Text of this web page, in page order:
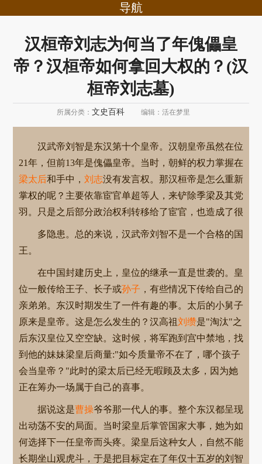
导航
汉桓帝刘志为何当了年傀儡皇
帝？汉桓帝如何拿回大权的？(汉
桓帝刘志墓)
所属分类：文史百科 编辑：活在梦里
汉武帝刘智是东汉第十个皇帝。汉朝皇帝虽然在位
21年，但前13年是傀儡皇帝。当时，朝鲜的权力掌握在
梁太后和手中， 刘志没有发言权。那汉桓帝是怎么重新
掌权的呢？主要依靠宦官单超等人，来铲除季梁及其党
羽。只是之后部分政治权利转移给了宦官，也造成了很
多隐患。总的来说，汉武帝刘智不是一个合格的国
王。
在中国封建历史上，皇位的继承一直是世袭的。皇
位一般传给王子、长子或孙子 ，有些情况下传给自己的
亲弟弟。东汉时期发生了一件有趣的事。太后的小舅子
原来是皇帝。这是怎么发生的？汉高祖刘缵是"淘汰"之
后东汉皇位又空空缺。这时候，将军跑到宫中禁地，找
到他的妹妹梁皇后商量:"如今质量帝不在了，哪个孩子
会当皇帝？"此时的梁太后已经无暇顾及太多，因为她
正在筹办一场属于自己的喜事。
据说这是曹操爷爷那一代人的事。整个东汉都呈现
出动荡不安的局面。当时梁皇后掌管国家大事，她为如
何选择下一任皇帝而头疼。梁皇后这种女人，自然不能
长期坐山观虎斗，于是把目标定在了年仅十五岁的刘智